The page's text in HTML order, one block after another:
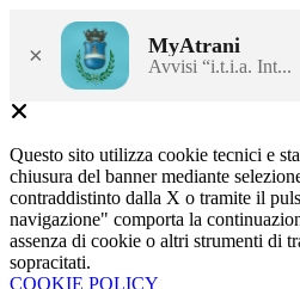
× MyAtrani
Avvisi “i.t.i.a. Int...
Questo sito utilizza cookie tecnici e
chiusura del banner mediante
contraddistinto dalla X o tramite il
navigazione" comporta la
assenza di cookie o altri strumenti di
sopracitati.
COOKIE POLICY